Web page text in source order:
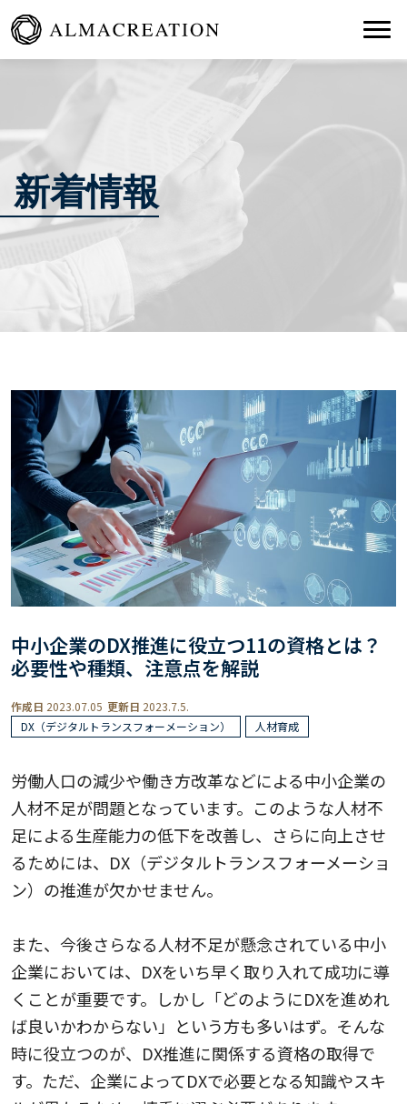
新着情報
中小企業のDX推進に役立つ11の資格とは？
必要性や種類、注意点を解説
作成日 2023.07.05 更新日 2023.7.5.
DX（デジタルトランスフォーメーション）
人材育成
労働人口の減少や働き方改革などによる中小企業の
人材不足が問題となっています。このような人材不
足による生産能力の低下を改善し、さらに向上させ
るためには、DX（デジタルトランスフォーメーショ
ン）の推進が欠かせません。
また、今後さらなる人材不足が懸念されている中小
企業においては、DXをいち早く取り入れて成功に導
くことが重要です。しかし「どのようにDXを進めれ
ば良いかわからない」という方も多いはず。そんな
時に役立つのが、DX推進に関係する資格の取得で
す。ただ、企業によってDXで必要となる知識やスキ